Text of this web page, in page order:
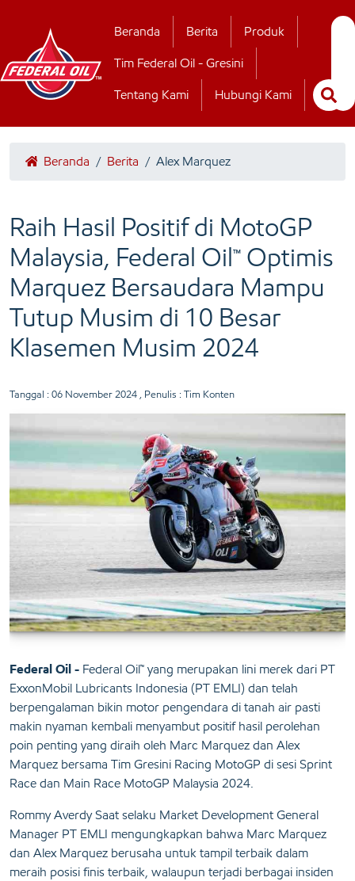
Hubungi Kamii
Beranda Berita Produk
Tim Federal Oil - Gresini
Tentang Kami Hubungi Kami
Beranda / Berita / Alex Marquez
Raih Hasil Positif di MotoGP
Malaysia, Federal Oil™ Optimis
Marquez Bersaudara Mampu
Tutup Musim di 10 Besar
Klasemen Musim 2024
Tanggal : 06 November 2024 , Penulis : Tim Konten
Federal Oil - Federal Oil™ yang merupakan lini merek dari PT
ExxonMobil Lubricants Indonesia (PT EMLI) dan telah
berpengalaman bikin motor pengendara di tanah air pasti
makin nyaman kembali menyambut positif hasil perolehan
poin penting yang diraih oleh Marc Marquez dan Alex
Marquez bersama Tim Gresini Racing MotoGP di sesi Sprint
Race dan Main Race MotoGP Malaysia 2024.
Rommy Averdy Saat selaku Market Development General
Manager PT EMLI mengungkapkan bahwa Marc Marquez
dan Alex Marquez berusaha untuk tampil terbaik dalam
meraih posisi finis terbaik, walaupun terjadi berbagai insiden